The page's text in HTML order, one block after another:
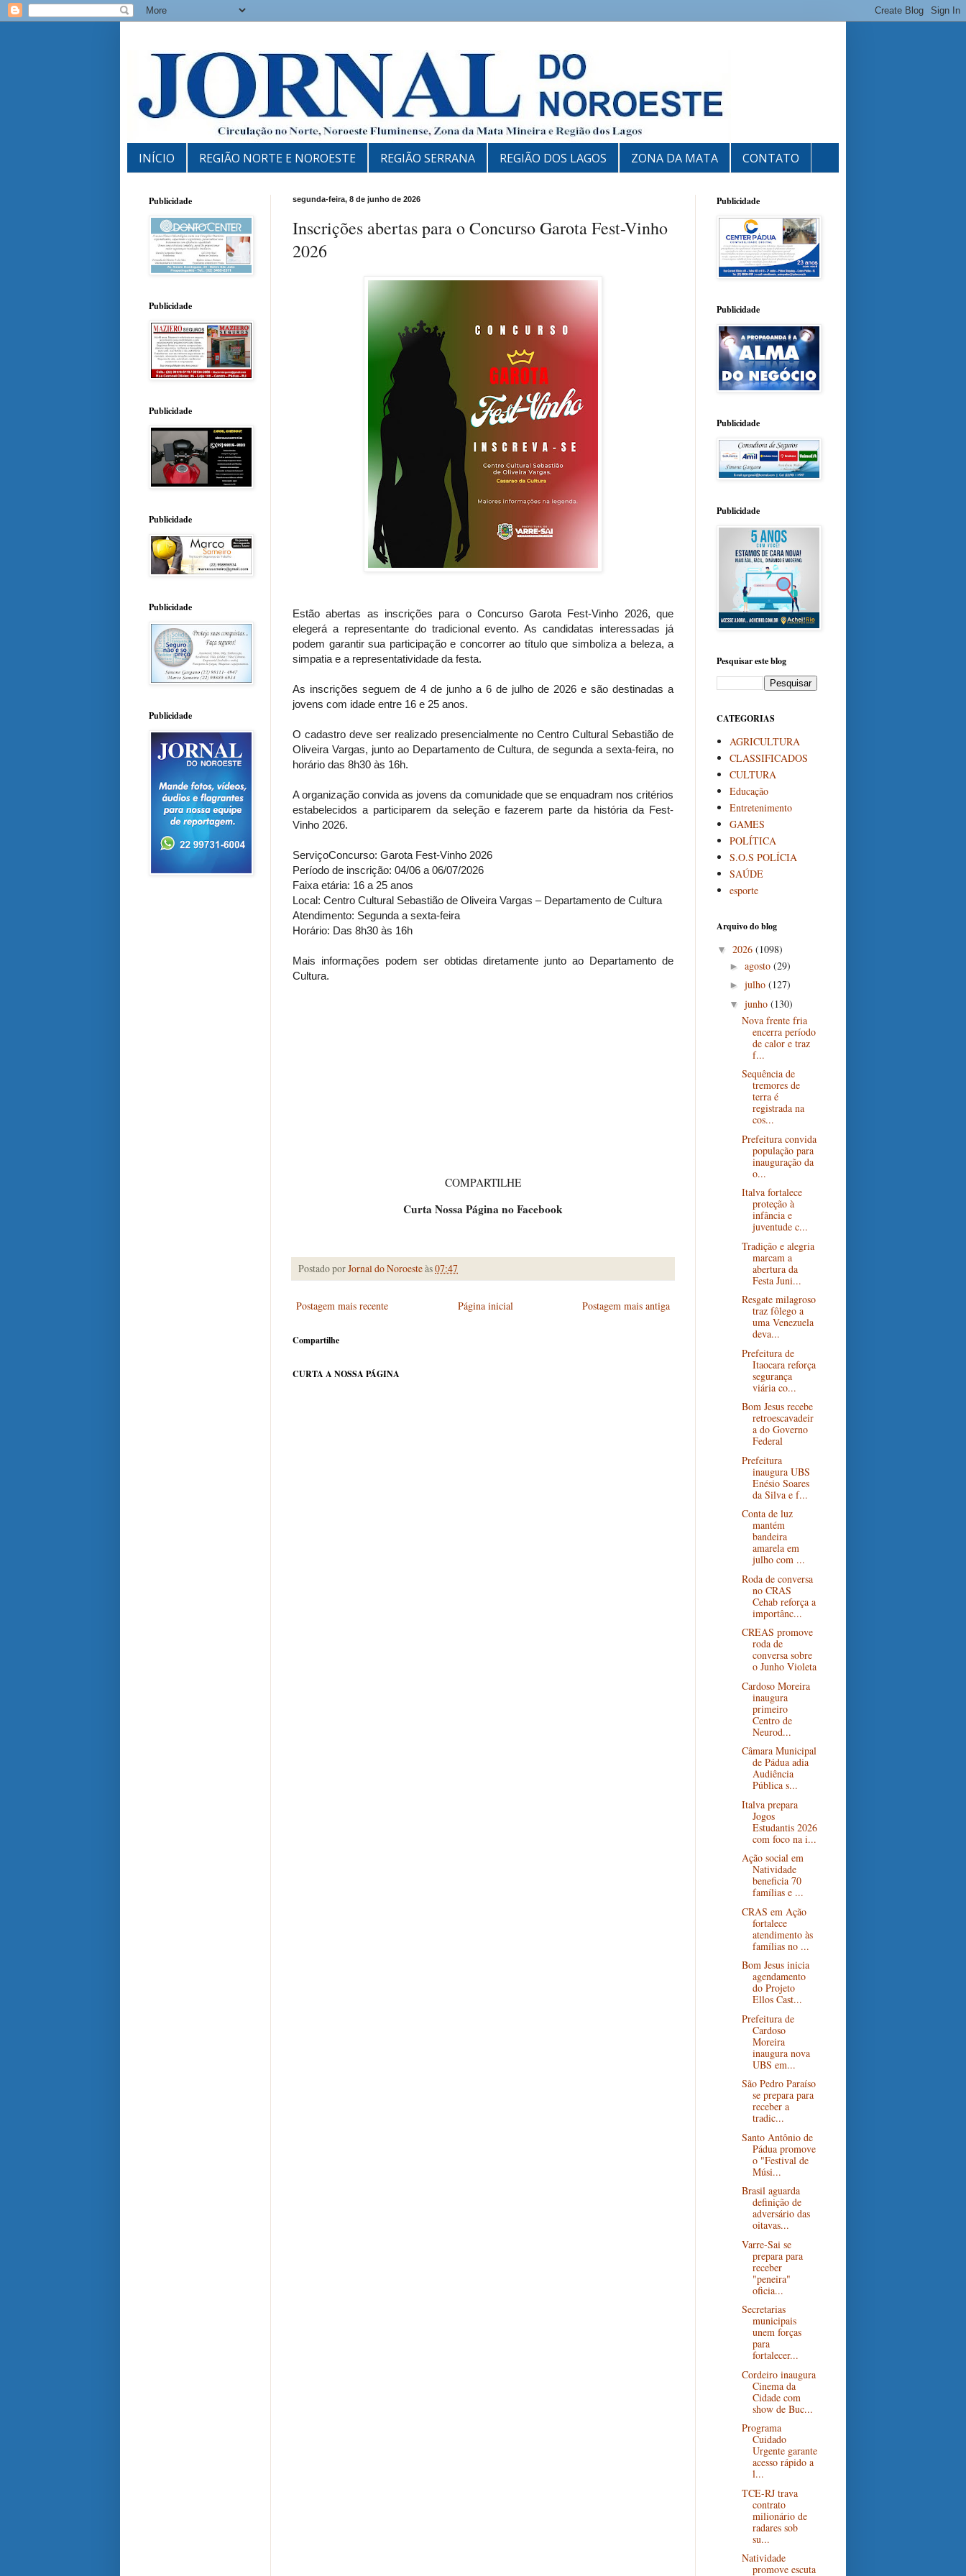
INÍCIO REGIÃO NORTE E NOROESTE REGIÃO SERRANA REGIÃO DOS LAGOS ZONA DA MATA CONTATO
segunda-feira, 8 de junho de 2026
Inscrições abertas para o Concurso Garota Fest-Vinho
2026
Estão abertas as inscrições para o Concurso Garota Fest-Vinho 2026, que
elegerá a representante do tradicional evento. As candidatas interessadas já
podem garantir sua participação e concorrer ao título que simboliza a beleza, a
simpatia e a representatividade da festa.
As inscrições seguem de 4 de junho a 6 de julho de 2026 e são destinadas a
jovens com idade entre 16 e 25 anos.
O cadastro deve ser realizado presencialmente no Centro Cultural Sebastião de
Oliveira Vargas, junto ao Departamento de Cultura, de segunda a sexta-feira, no
horário das 8h30 às 16h.
A organização convida as jovens da comunidade que se enquadram nos critérios
estabelecidos a participarem da seleção e fazerem parte da história da Fest-
Vinho 2026.
ServiçoConcurso: Garota Fest-Vinho 2026
Período de inscrição: 04/06 a 06/07/2026
Faixa etária: 16 a 25 anos
Local: Centro Cultural Sebastião de Oliveira Vargas – Departamento de Cultura
Atendimento: Segunda a sexta-feira
Horário: Das 8h30 às 16h
Mais informações podem ser obtidas diretamente junto ao Departamento de
Cultura.
COMPARTILHE
Curta Nossa Página no Facebook
Postado porJornal do Noroesteàs07:47
Postagem mais recente Postagem mais antiga
Página inicial
Compartilhe
CURTA A NOSSA PÁGINA
Publicidade
Publicidade
Publicidade
Publicidade
Publicidade
Publicidade
Publicidade
Publicidade
Publicidade
Publicidade
Pesquisar este blog
CATEGORIAS
AGRICULTURA
CLASSIFICADOS
CULTURA
Educação
Entretenimento
GAMES
POLÍTICA
S.O.S POLÍCIA
SAÚDE
esporte
Arquivo do blog
▼ 2026 (1098)
► agosto (29)
► julho (127)
▼ junho (130)
Nova frente fria
encerra período
de calor e traz
f...
Sequência de
tremores de
terra é
registrada na
cos...
Prefeitura convida
população para
inauguração da
o...
Italva fortalece
proteção à
infância e
juventude c...
Tradição e alegria
marcam a
abertura da
Festa Juni...
Resgate milagroso
traz fôlego a
uma Venezuela
deva...
Prefeitura de
Itaocara reforça
segurança
viária co...
Bom Jesus recebe
retroescavadeir
a do Governo
Federal
Prefeitura
inaugura UBS
Enésio Soares
da Silva e f...
Conta de luz
mantém
bandeira
amarela em
julho com ...
Roda de conversa
no CRAS
Cehab reforça a
importânc...
CREAS promove
roda de
conversa sobre
o Junho Violeta
Cardoso Moreira
inaugura
primeiro
Centro de
Neurod...
Câmara Municipal
de Pádua adia
Audiência
Pública s...
Italva prepara
Jogos
Estudantis 2026
com foco na i...
Ação social em
Natividade
beneficia 70
famílias e ...
CRAS em Ação
fortalece
atendimento às
famílias no ...
Bom Jesus inicia
agendamento
do Projeto
Ellos Cast...
Prefeitura de
Cardoso
Moreira
inaugura nova
UBS em...
São Pedro Paraíso
se prepara para
receber a
tradic...
Santo Antônio de
Pádua promove
o "Festival de
Músi...
Brasil aguarda
definição de
adversário das
oitavas...
Varre-Sai se
prepara para
receber
"peneira"
oficia...
Secretarias
municipais
unem forças
para
fortalecer...
Cordeiro inaugura
Cinema da
Cidade com
show de Buc...
Programa
Cuidado
Urgente garante
acesso rápido a
l...
TCE-RJ trava
contrato
milionário de
radares sob
su...
Natividade
promove escuta